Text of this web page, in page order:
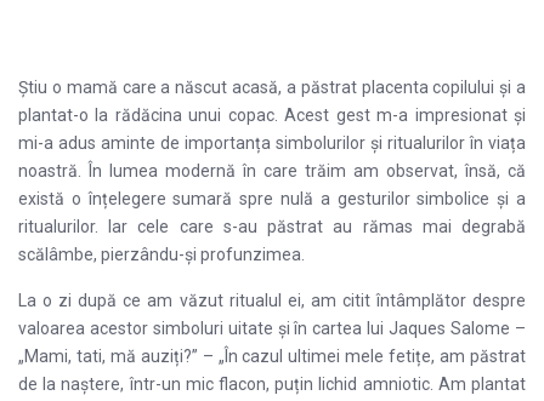
Știu o mamă care a născut acasă, a păstrat placenta copilului și a
plantat-o la rădăcina unui copac. Acest gest m-a impresionat și
mi-a adus aminte de importanța simbolurilor și ritualurilor în viața
noastră. În lumea modernă în care trăim am observat, însă, că
există o înțelegere sumară spre nulă a gesturilor simbolice și a
ritualurilor. Iar cele care s-au păstrat au rămas mai degrabă
scălâmbe, pierzându-și profunzimea.
La o zi după ce am văzut ritualul ei, am citit întâmplător despre
valoarea acestor simboluri uitate și în cartea lui Jaques Salome –
„Mami, tati, mă auziți?” – „În cazul ultimei mele fetițe, am păstrat
de la naștere, într-un mic flacon, puțin lichid amniotic. Am plantat